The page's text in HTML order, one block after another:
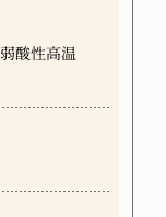
酸性高温